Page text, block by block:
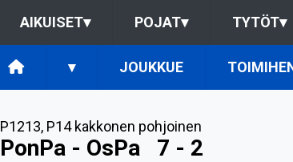
AIKUISET▾ POJAT▾ TYTÖT▾
▾ JOUKKUE
P1213, P14 kakkonen pohjoinen
PonPa - OsPa 7 - 2